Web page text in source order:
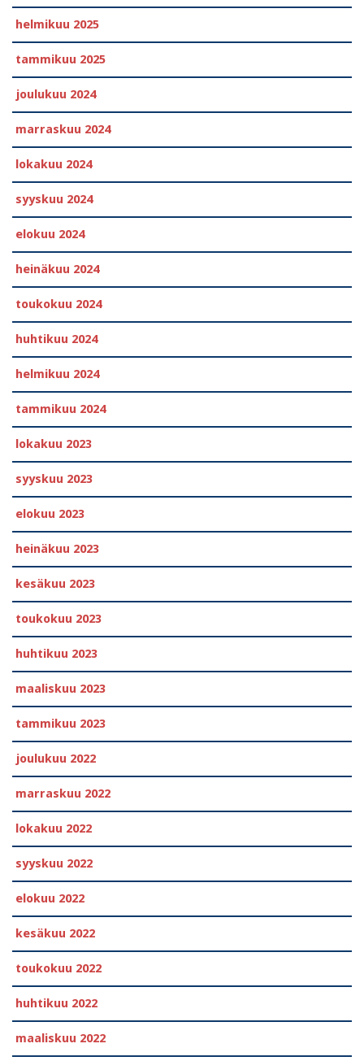
helmikuu 2025
tammikuu 2025
joulukuu 2024
marraskuu 2024
lokakuu 2024
syyskuu 2024
elokuu 2024
heinäkuu 2024
toukokuu 2024
huhtikuu 2024
helmikuu 2024
tammikuu 2024
lokakuu 2023
syyskuu 2023
elokuu 2023
heinäkuu 2023
kesäkuu 2023
toukokuu 2023
huhtikuu 2023
maaliskuu 2023
tammikuu 2023
joulukuu 2022
marraskuu 2022
lokakuu 2022
syyskuu 2022
elokuu 2022
kesäkuu 2022
toukokuu 2022
huhtikuu 2022
maaliskuu 2022